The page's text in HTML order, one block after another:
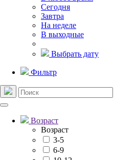
Сегодня
Завтра
На неделе
В выходные
Выбрать дату
Фильтр
Возраст
Возраст
3-5
6-9